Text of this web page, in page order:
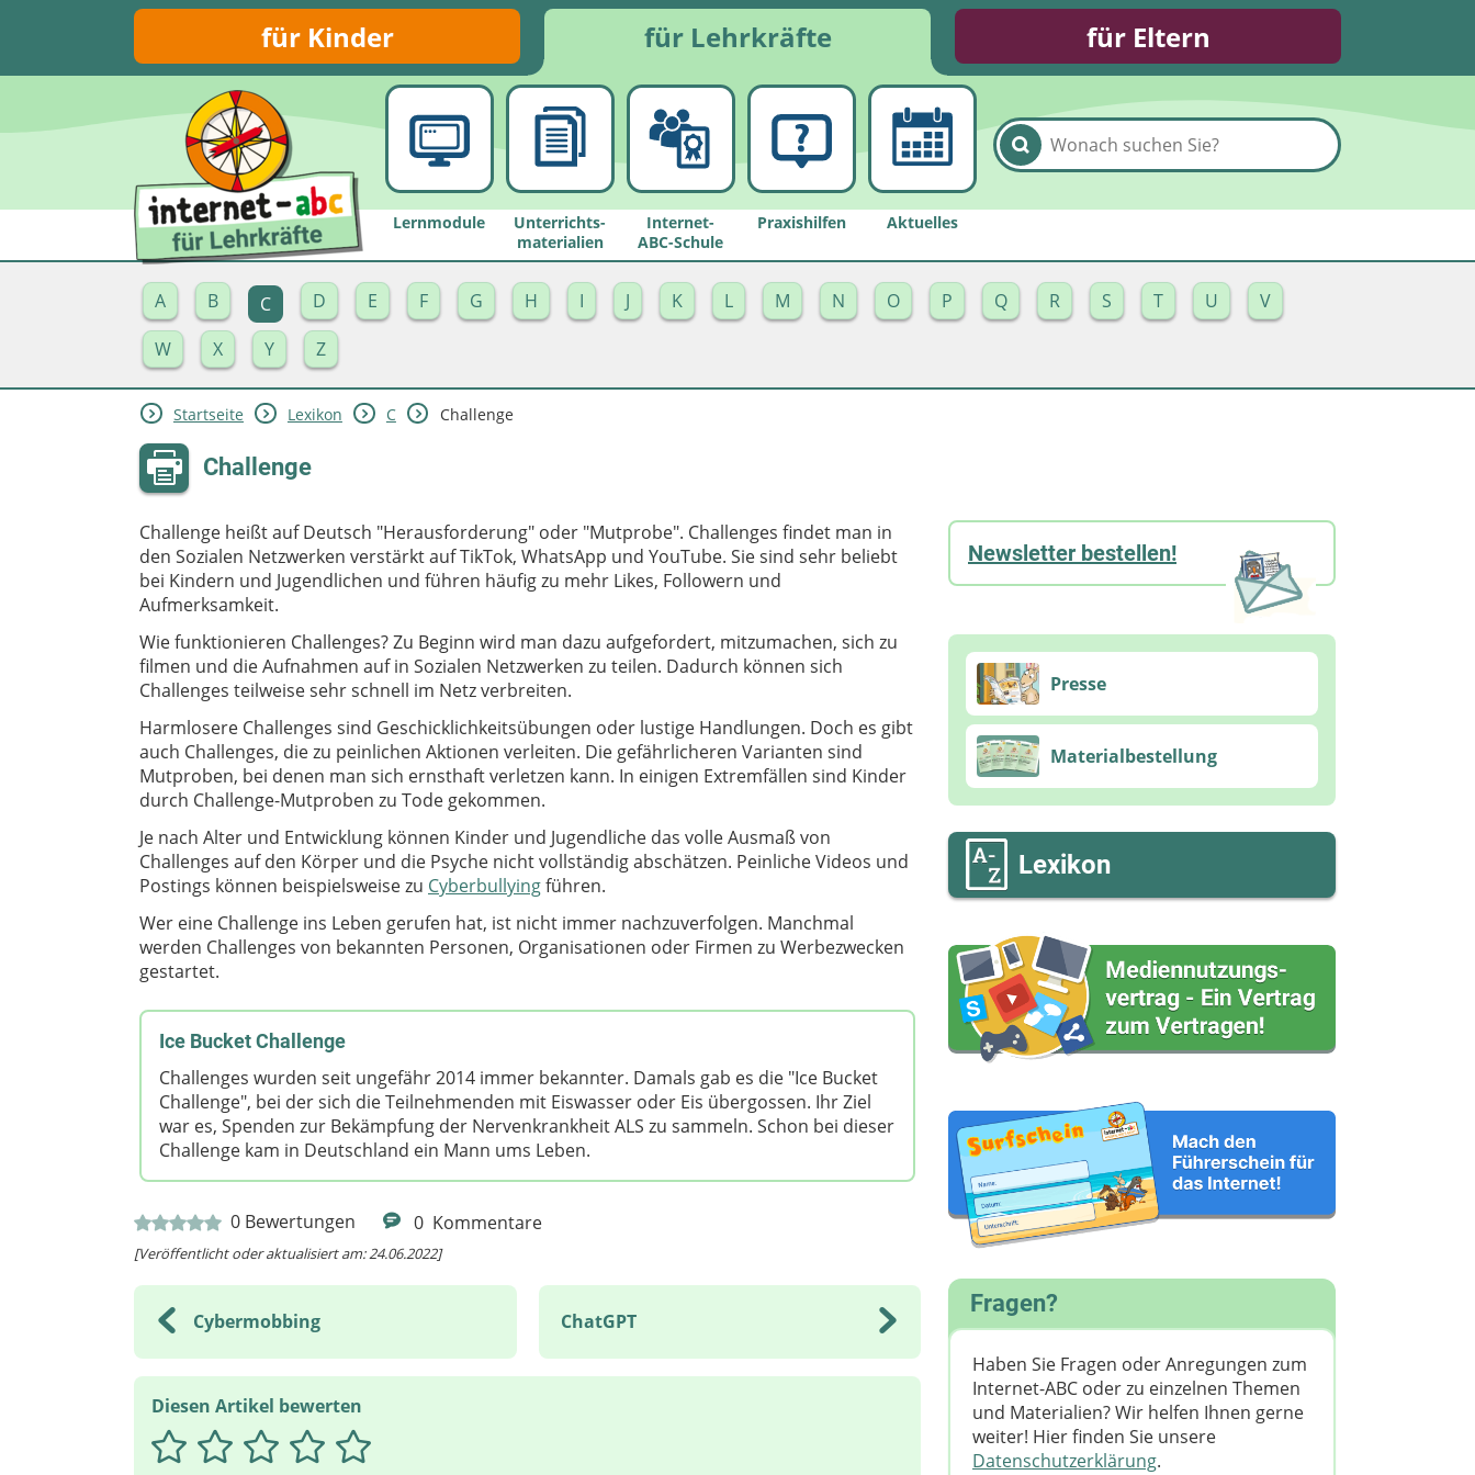
für Kinder für Lehrkräfte für Eltern
Lernmodule
Unterrichts­
materialien
Internet-
ABC-Schule
Praxishilfen Aktuelles
A B C D E F G H I J K L M N O P Q R S T U
V
W
X Y Z
Startseite Lexikon C Challenge
Challenge
Challenge heißt auf Deutsch "Herausforderung" oder "Mutprobe". Challenges findet man in
den Sozialen Netzwerken verstärkt auf TikTok, WhatsApp und YouTube. Sie sind sehr beliebt
bei Kindern und Jugendlichen und führen häufig zu mehr Likes, Followern und
Aufmerksamkeit.
Wie funktionieren Challenges? Zu Beginn wird man dazu aufgefordert, mitzumachen, sich zu
filmen und die Aufnahmen auf in Sozialen Netzwerken zu teilen. Dadurch können sich
Challenges teilweise sehr schnell im Netz verbreiten.
Harmlosere Challenges sind Geschicklichkeitsübungen oder lustige Handlungen. Doch es gibt
auch Challenges, die zu peinlichen Aktionen verleiten. Die gefährlicheren Varianten sind
Mutproben, bei denen man sich ernsthaft verletzen kann. In einigen Extremfällen sind Kinder
durch Challenge-Mutproben zu Tode gekommen.
Je nach Alter und Entwicklung können Kinder und Jugendliche das volle Ausmaß von
Challenges auf den Körper und die Psyche nicht vollständig abschätzen. Peinliche Videos und
Postings können beispielsweise zu Cyberbullyingführen.
Wer eine Challenge ins Leben gerufen hat, ist nicht immer nachzuverfolgen. Manchmal
werden Challenges von bekannten Personen, Organisationen oder Firmen zu Werbezwecken
gestartet.
Ice Bucket Challenge
Challenges wurden seit ungefähr 2014 immer bekannter. Damals gab es die "Ice Bucket
Challenge", bei der sich die Teilnehmenden mit Eiswasser oder Eis übergossen. Ihr Ziel
war es, Spenden zur Bekämpfung der Nervenkrankheit ALS zu sammeln. Schon bei dieser
Challenge kam in Deutschland ein Mann ums Leben.
0 Bewertungen 0 Kommentare
[Veröffentlicht oder aktualisiert am: 24.06.2022]
Cybermobbing ChatGPT
Diesen Artikel bewerten
Newsletter bestellen!
Presse
Materialbestellung
Lexikon
Fragen?
Haben Sie Fragen oder Anregungen zum
Internet-ABC oder zu einzelnen Themen
und Materialien? Wir helfen Ihnen gerne
weiter! ​Hier finden Sie unsere
Datenschutzerklärung.